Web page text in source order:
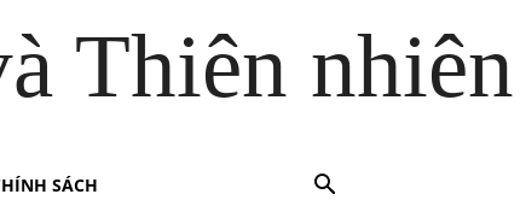
Thiên nhiên
SÁCH